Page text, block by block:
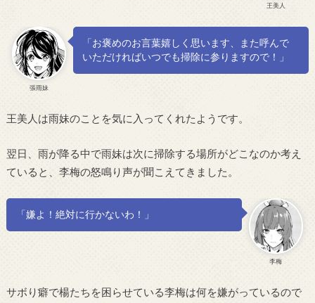
王美人
張雨妹
「お褒めのお言葉嬉しく思います、また呼んで
いただければいつでも掃除に参りますので！」
王美人は雨妹のことを気に入ってくれたようです。
翌日、雨が降る中で雨妹は次に掃除する場所がどこなのか考え
ていると、李梅の怒鳴り声が聞こえてきました。
李梅
「嫌よ！絶対に行かないわ！」
サボり癖で楊たちを困らせている李梅は何を嫌がっているので